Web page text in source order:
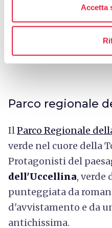
Accetta
Parco Nazionale
Parco regionale
IlParco Regionale
verde nel cuore della
Protagonisti del
dell'Uccellina, verde
punteggiata da
d'avvistamento e da
antichissima.